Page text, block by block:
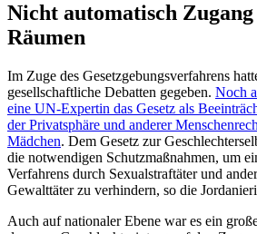
Nicht automatisch Zugang
Räumen
Im Zuge des Gesetzgebungsverfahrens
gesellschaftliche Debatten gegeben. Noch
eine UN-Expertin das Gesetz als
der Privatsphäre und anderer
Mädchen. Dem Gesetz zur
die notwendigen Schutzmaßnahmen, um
Verfahrens durch Sexualstraftäter und
Gewalttäter zu verhindern, so die
Auch auf nationaler Ebene war es ein